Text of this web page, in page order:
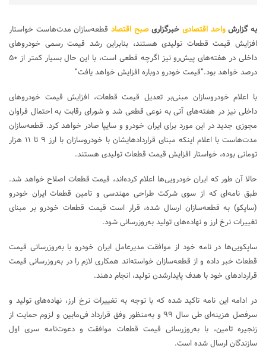
به گزارشواحد اقتصادی خبرگزاریصبح اقتصاد قطعه‌سازان مدت‌هاست خواستار
افزایش قیمت قطعات تولیدی هستند، بنابراین رشد قیمت رسمی خودروهای
داخلی در هفته‌های پیش‌رو نیز اگرچه قطعی است، با این حال بسیار کمتر از ۵۰
درصد خواهد بود.”قیمت خودرو دوباره افزایش خواهد یافت”
با اعلام خودروسازان مبنی‌بر تعدیل قیمت قطعات، افزایش قیمت خودروهای
داخلی نیز در هفته‌های آتی به نوعی قطعی شد و شورای رقابت به احتمال فراوان
مجوزی جدید در این مورد برای ایران خودرو و سایپا صادر خواهد کرد. قطعه‌سازان
مدت‌هاست با اعلام اینکه مبنای قراردادهایشان با خودروسازان با ارز ۹ تا ۱۱ هزار
تومانی بوده، خواستار افزایش قیمت قطعات تولیدی هستند.
حالا آن طور که ایران خودرویی‌ها اعلام کرده‌اند، قیمت قطعات اصلاح خواهد شد.
طبق نامه‌ای که از سوی شرکت طراحی مهندسی و تامین قطعات ایران خودرو
(ساپکو) به قطعه‌سازان ارسال شده، قرار است قیمت قطعات خودرو بر مبنای
تغییرات نرخ ارز و نهاده‌های تولید به‌روزرسانی شود.
ساپکویی‌ها در نامه‌ خود از موافقت مدیرعامل ایران خودرو با به‌روزرسانی قیمت
قطعات خبر داده و از قطعه‌سازان خواسته‌اند همکاری لازم را در به‌روزرسانی قیمت
قراردادهای خود با هدف پایدارشدن تولید، انجام دهند.
در ادامه این نامه تاکید شده که با توجه به تغییرات نرخ ارز، نهاده‌های تولید و
سرفصل هزینه‌ای طی سال ۹۹ و به‌منظور وفق قرارداد فی‌مابین و لزوم حمایت از
زنجیره تامین، با به‌روزرسانی قیمت قطعات موافقت و دعوت‌نامه سری اول
سازندگان ارسال شده است.